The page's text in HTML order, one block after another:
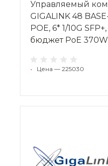
Управляемый
GIGALINK 48
POE, 6* 1/10G
бюджет PoE
• Цена — 225030